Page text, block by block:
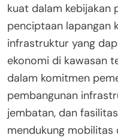
kuat dalam kebijakan
penciptaan lapangan
infrastruktur yang
ekonomi di kawasan
dalam komitmen
pembangunan
jembatan, dan
mendukung mobilitas